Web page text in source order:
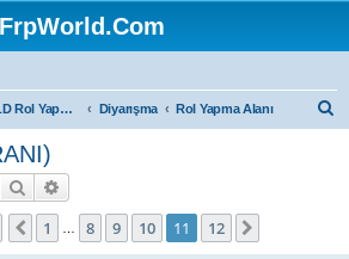
FrpWorld.Com
FRPWORLD Rol Yapma Oyunları Diyarışma Rol Yapma Alanı
Search
Page 11 of 12
Previous
1 8 9 10 11 12